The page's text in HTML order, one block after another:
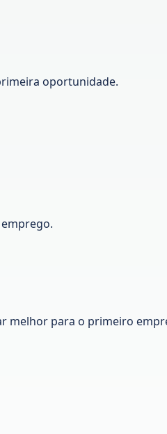
oportunidade.
melhor para o primeiro